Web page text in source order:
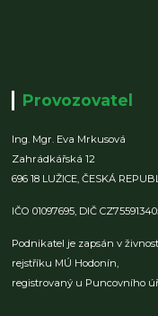
Provozovatel
Ing. Mgr. Eva Mrkusová
Zahrádkářská 12
696 18 LUŽICE,ČESKÁ
IČO 01097695, DIČ
Podnikatel je zapsán v
rejstříku MÚ Hodonín,
registrovaný u Puncovního